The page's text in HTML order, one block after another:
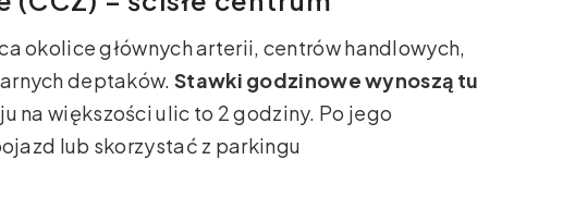
okolice głównych arterii, centrów handlowych,
deptaków. Stawki godzinowe wynoszą tu
na większości ulic to 2 godziny. Po jego
lub skorzystać z parkingu